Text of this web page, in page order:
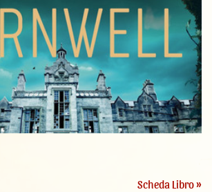
Scheda Libro »